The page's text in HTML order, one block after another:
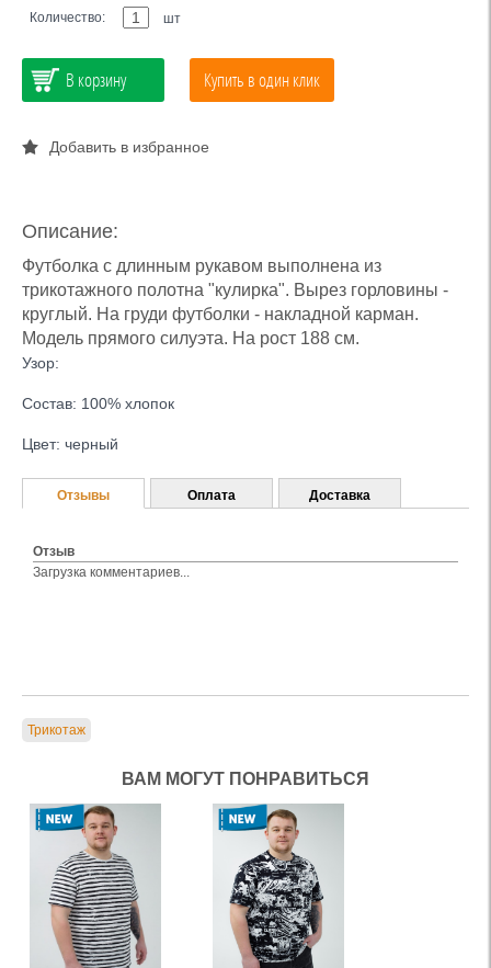
Количество: шт
В корзину Купить в один клик
Добавить в избранное
Описание:
Футболка с длинным рукавом выполнена из
трикотажного полотна "кулирка". Вырез горловины -
круглый. На груди футболки - накладной карман.
Модель прямого силуэта. На рост 188 см.
Узор:
Состав: 100% хлопок
Цвет: черный
Отзывы
Отзыв
Загрузка комментариев...
Оплата Доставка
Трикотаж
ВАМ МОГУТ ПОНРАВИТЬСЯ